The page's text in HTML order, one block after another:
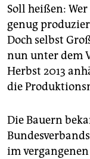
Soll heißen:
genug
Doch selbst
nun unter dem
Herbst 2013
die
Die Bauern
im